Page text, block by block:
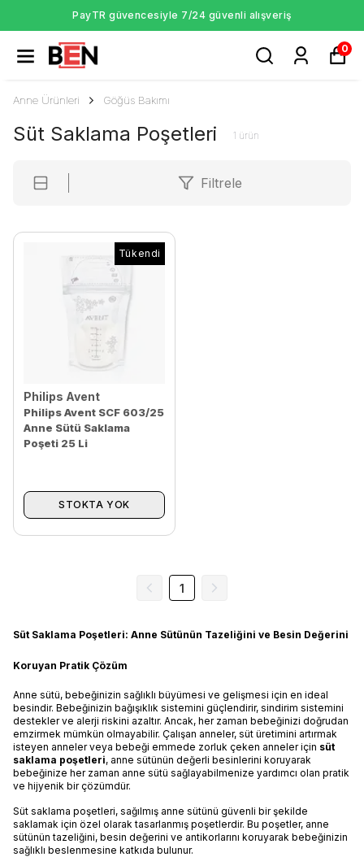
PayTR güvencesiyle 7/24 güvenli alışveriş
0
Anne Ürünleri Göğüs Bakımı
Süt Saklama Poşetleri 1 ürün
Filtrele
Tükendi
Philips Avent
Philips Avent SCF 603/25
Anne Sütü Saklama
Poşeti 25 Li
STOKTA YOK
1
Süt Saklama Poşetleri: Anne Sütünün Tazeliğini ve Besin Değerini
Koruyan Pratik Çözüm
Anne sütü, bebeğinizin sağlıklı büyümesi ve gelişmesi için en ideal
besindir. Bebeğinizin bağışıklık sistemini güçlendirir, sindirim sistemini
destekler ve alerji riskini azaltır. Ancak, her zaman bebeğinizi doğrudan
emzirmek mümkün olmayabilir. Çalışan anneler, süt üretimini artırmak
isteyen anneler veya bebeği emmede zorluk çeken anneler için süt
saklama poşetleri, anne sütünün değerli besinlerini koruyarak
bebeğinize her zaman anne sütü sağlayabilmenize yardımcı olan pratik
ve hijyenik bir çözümdür.
Süt saklama poşetleri, sağılmış anne sütünü güvenli bir şekilde
saklamak için özel olarak tasarlanmış poşetlerdir. Bu poşetler, anne
sütünün tazeliğini, besin değerini ve antikorlarını koruyarak bebeğinizin
sağlıklı beslenmesine katkıda bulunur.